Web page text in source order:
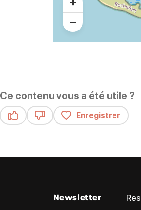
Ce contenu vous a été utile ?
Enregistrer
Newsletter